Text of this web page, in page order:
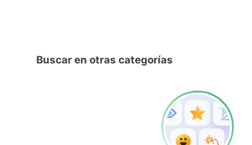
Buscar en otras categorías